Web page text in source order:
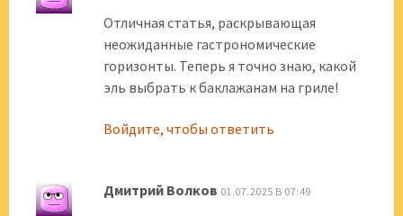
Отличная статья, раскрывающая
неожиданные гастрономические
горизонты. Теперь я точно знаю, какой
эль выбрать к баклажанам на гриле!
Войдите, чтобы ответить
Дмитрий Волков 01.07.2025 В 07:49